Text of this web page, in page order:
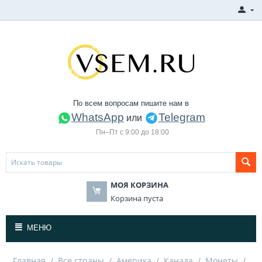
По всем вопросам пишите нам в
WhatsApp или Telegram
Пн–Пт с 9:00 до 18:00
МОЯ КОРЗИНА
Корзина пуста
МЕНЮ